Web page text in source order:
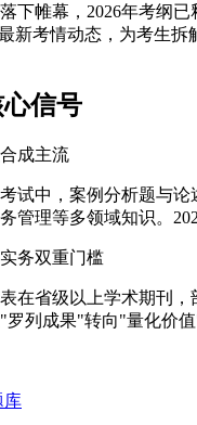
下帷幕，2026年考纲
新考情动态，为考生拆
信号
成主流
试中，案例分析题与
管理等多领域知识。
务双重门槛
在省级以上学术期刊
列成果"转向"量化价
库